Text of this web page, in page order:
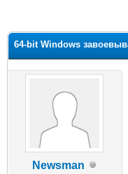
64-bit Windows
Newsman